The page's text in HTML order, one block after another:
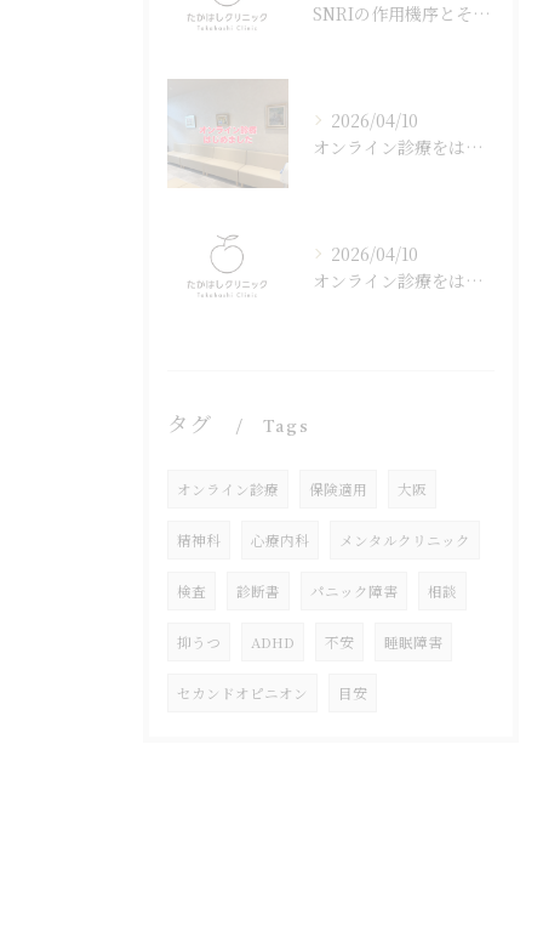
SNRIの作用機序とその効果
2026/04/10
オンライン診療をはじめました
2026/04/10
オンライン診療をはじめました
タグ Tags
オンライン診療 保険適用 大阪
精神科 心療内科 メンタルクリニック
検査 診断書 パニック障害 相談
抑うつ ADHD 不安 睡眠障害
セカンドオピニオン 目安